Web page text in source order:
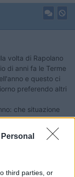
third parties, or
volta di Rapolano
di anni fa le Terme
e questo ci
preferendo altri
che situazione
è prevedible
vitale no.